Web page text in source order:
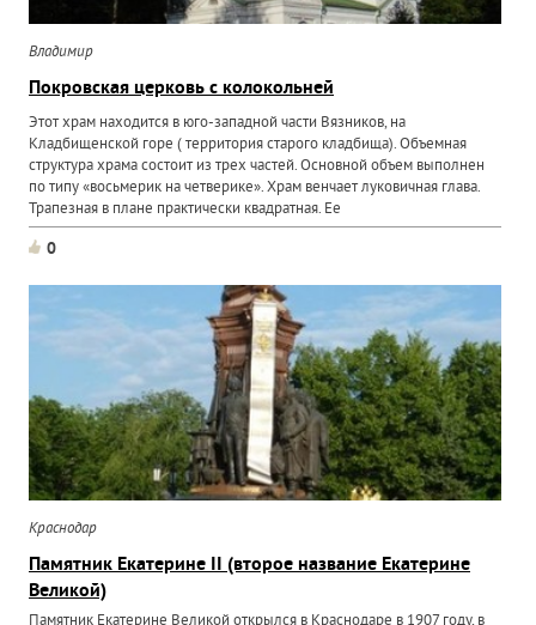
Владимир
Покровская церковь с колокольней
Этот храм находится в юго-западной части Вязников, на
Кладбищенской горе ( территория старого кладбища). Объемная
структура храма состоит из трех частей. Основной объем выполнен
по типу «восьмерик на четверике». Храм венчает луковичная глава.
Трапезная в плане практически квадратная. Ее
0
Краснодар
Памятник Екатерине II (второе название Екатерине
Великой)